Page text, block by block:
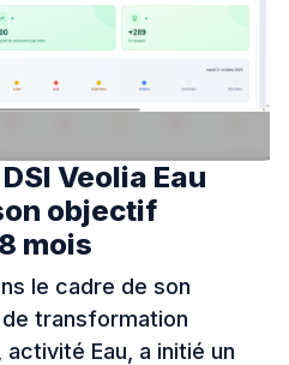
Veolia Eau
objectif
mois
le cadre de son
transformation
Eau, a initié un